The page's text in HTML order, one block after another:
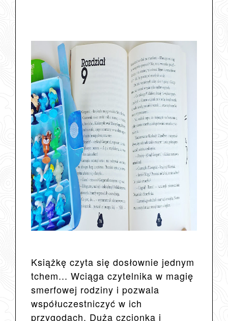
Książkę czyta się dosłownie jednym
tchem... Wciąga czytelnika w magię
smerfowej rodziny i pozwala
współuczestniczyć w ich
przygodach. Duża czcionka i